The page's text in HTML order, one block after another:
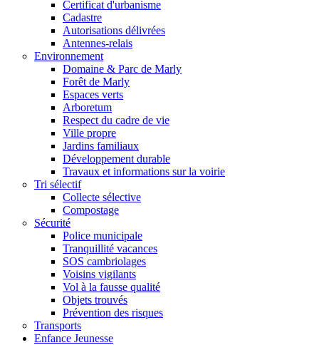
Certificat d'urbanisme
Cadastre
Autorisations délivrées
Antennes-relais
Environnement
Domaine & Parc de Marly
Forêt de Marly
Espaces verts
Arboretum
Respect du cadre de vie
Ville propre
Jardins familiaux
Développement durable
Travaux et informations sur la voirie
Tri sélectif
Collecte sélective
Compostage
Sécurité
Police municipale
Tranquillité vacances
SOS cambriolages
Voisins vigilants
Vol à la fausse qualité
Objets trouvés
Prévention des risques
Transports
Enfance Jeunesse